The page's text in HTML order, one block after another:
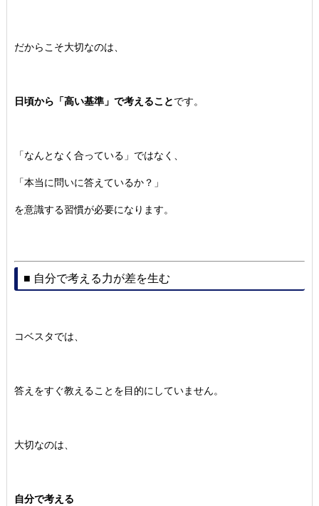
だからこそ大切なのは、
日頃から「高い基準」で考えることです。
「なんとなく合っている」ではなく、
「本当に問いに答えているか？」
を意識する習慣が必要になります。
■ 自分で考える力が差を生む
コベスタでは、
答えをすぐ教えることを目的にしていません。
大切なのは、
自分で考える